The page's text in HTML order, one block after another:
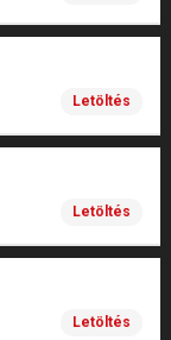
Letöltés
Letöltés
Letöltés